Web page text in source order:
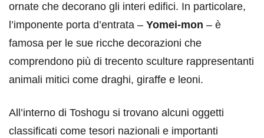
ornate che decorano gli interi edifici. In particolare,
l’imponente porta d’entrata – Yomei-mon – è
famosa per le sue ricche decorazioni che
comprendono più di trecento sculture rappresentanti
animali mitici come draghi, giraffe e leoni.
All’interno di Toshogu si trovano alcuni oggetti
classificati come tesori nazionali e importanti